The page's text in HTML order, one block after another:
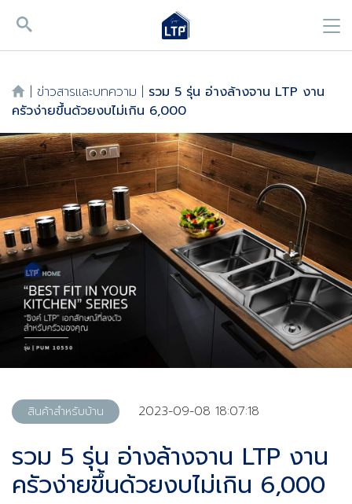
| ข่าวสารและบทความ | รวม 5 รุ่น อ่างล้างจาน LTP งาน
ครัวง่ายขึ้นด้วยงบไม่เกิน 6,000
สินค้าสำหรับบ้าน 2023-09-08 18:07:18
รวม 5 รุ่น อ่างล้างจาน LTP งาน
ครัวง่ายขึ้นด้วยงบไม่เกิน 6,000